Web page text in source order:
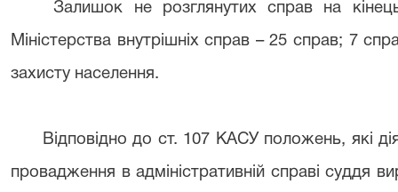
Залишок не розглянутих справ на
Міністерства внутрішніх справ – 25 справ; 7
захисту населення.
Відповідно до ст. 107 КАСУ положень, які
провадження в адміністративній справі суддя